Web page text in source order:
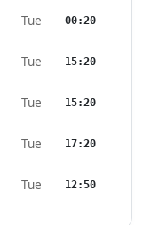
Tue 00:20
Tue 15:20
Tue 15:20
Tue 17:20
Tue 12:50